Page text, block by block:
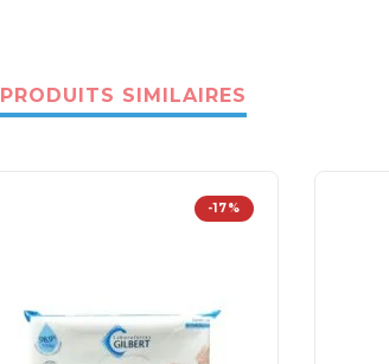
PRODUITS SIMILAIRES
-17%